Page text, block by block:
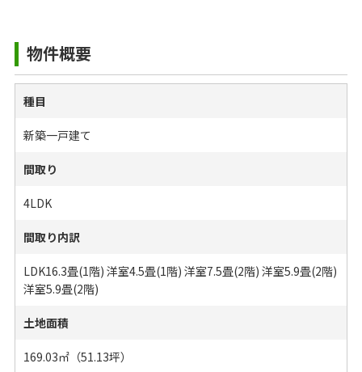
物件概要
種目
新築一戸建て
間取り
4LDK
間取り内訳
LDK16.3畳(1階) 洋室4.5畳(1階) 洋室7.5畳(2階) 洋室5.9畳(2階)
洋室5.9畳(2階)
土地面積
169.03㎡（51.13坪）